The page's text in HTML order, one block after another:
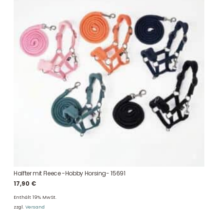
Halfter mit Fleece -Hobby Horsing- 15691
17,90 €
Enthält 19% MwSt.
zzgl. Versand